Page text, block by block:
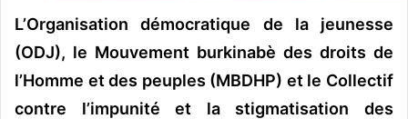
e
l
L’Organisation démocratique de la jeunesse
(ODJ), le Mouvement burkinabè des droits de
l’Homme et des peuples (MBDHP) et le Collectif
contre l’impunité et la stigmatisation des